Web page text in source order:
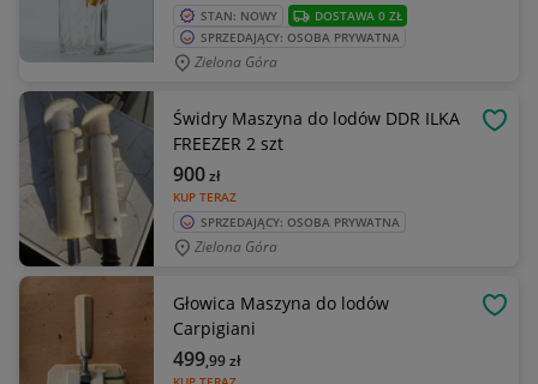
STAN: NOWY
DOSTAWA 0 ZŁ
SPRZEDAJĄCY: OSOBA PRYWATNA
Zielona Góra
Świdry Maszyna do lodów DDR ILKA
FREEZER 2 szt
KUP TERAZ
900zł
SPRZEDAJĄCY: OSOBA PRYWATNA
Zielona Góra
Głowica Maszyna do lodów
Carpigiani
499,99zł